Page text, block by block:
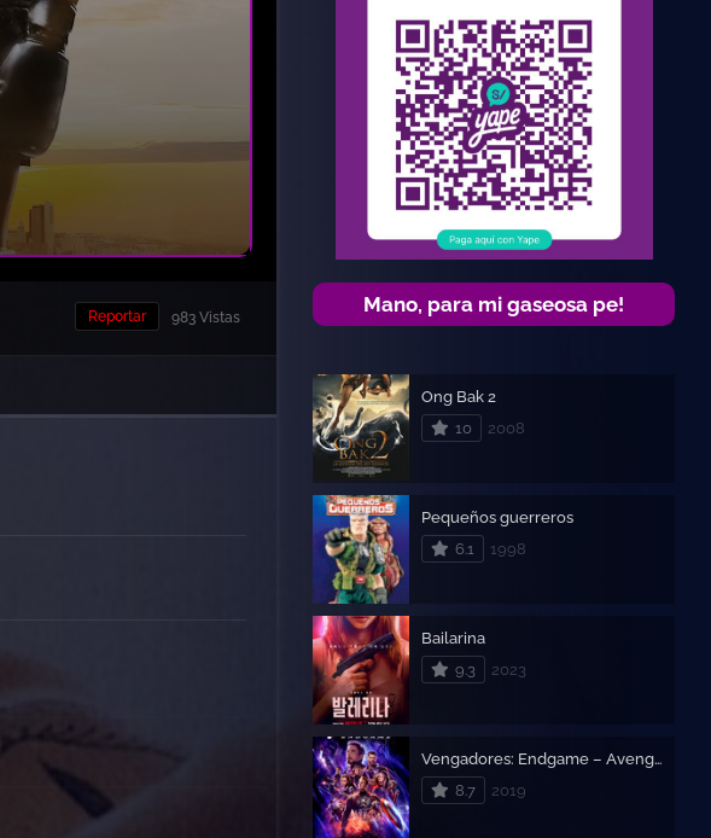
983 Vistas
Reportar
Mano, para mi gaseosa pe!
Ong Bak 2
10
2008
Pequeños guerreros
6.1
1998
Bailarina
9.3
2023
Vengadores: Endgame – Avengers: Endgame
8.7
2019